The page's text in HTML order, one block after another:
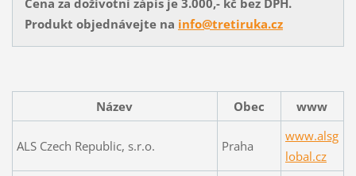
Produkt objednávejte na info@tretiruka.cz
Název Obec www
ALS Czech Republic, s.r.o. Praha
www.alsg
lobal.cz